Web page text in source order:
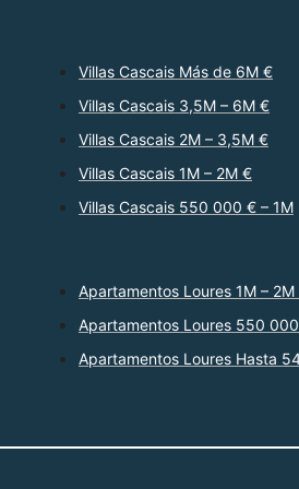
Villas Cascais Más de 6M €
Villas Cascais 3,5M – 6M €
Villas Cascais 2M – 3,5M €
Villas Cascais 1M – 2M €
Villas Cascais 550 000 € – 1M
Apartamentos Loures 1M – 2M
Apartamentos Loures 550
Apartamentos Loures Hasta